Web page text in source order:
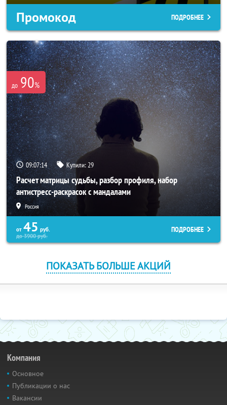
Промокод ПОДРОБНЕЕ
до 90%
09:07:13 Купили:29
Расчет матрицы судьбы, разбор профиля, набор
антистресс-раскрасок с мандалами
Россия
от 45 руб.
до3900руб.
ПОДРОБНЕЕ
ПОКАЗАТЬ БОЛЬШЕ АКЦИЙ
Компания
Основное
Публикации о нас
Вакансии